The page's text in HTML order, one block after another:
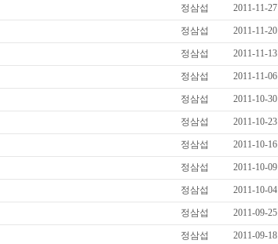
정삼섭 2011-11-27
정삼섭 2011-11-20
정삼섭 2011-11-13
정삼섭 2011-11-06
정삼섭 2011-10-30
정삼섭 2011-10-23
정삼섭 2011-10-16
정삼섭 2011-10-09
정삼섭 2011-10-04
정삼섭 2011-09-25
정삼섭 2011-09-18